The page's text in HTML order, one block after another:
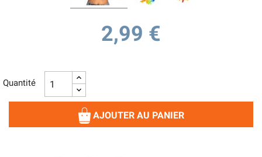
2,99 €
Quantité
AJOUTER AU PANIER